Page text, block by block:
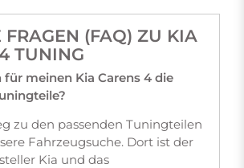
FRAGEN (FAQ) ZU KIA
TUNING
meinen Kia Carens 4 die
zu den passenden Tuningteilen
Fahrzeugsuche. Dort ist der
Kia und das